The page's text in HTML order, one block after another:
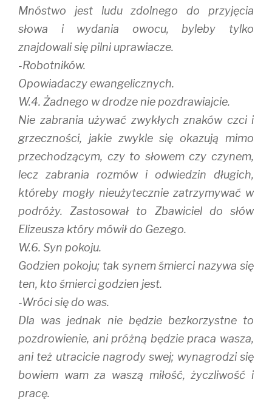
Mnóstwo jest ludu zdolnego do przyjęcia
słowa i wydania owocu, byleby tylko
znajdowali się pilni uprawiacze.
-Robotników.
Opowiadaczy ewangelicznych.
W.4. Żadnego w drodze nie pozdrawiajcie.
Nie zabrania używać zwykłych znaków czci i
grzeczności, jakie zwykle się okazują mimo
przechodzącym, czy to słowem czy czynem,
lecz zabrania rozmów i odwiedzin długich,
któreby mogły nieużytecznie zatrzymywać w
podróży. Zastosował to Zbawiciel do słów
Elizeusza który mówił do Gezego.
W.6. Syn pokoju.
Godzien pokoju; tak synem śmierci nazywa się
ten, kto śmierci godzien jest.
-Wróci się do was.
Dla was jednak nie będzie bezkorzystne to
pozdrowienie, ani próżną będzie praca wasza,
ani też utracicie nagrody swej; wynagrodzi się
bowiem wam za waszą miłość, życzliwość i
pracę.